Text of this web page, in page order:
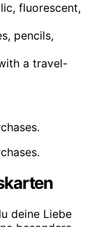
fluorescent,
pencils,
a travel-
deine Liebe